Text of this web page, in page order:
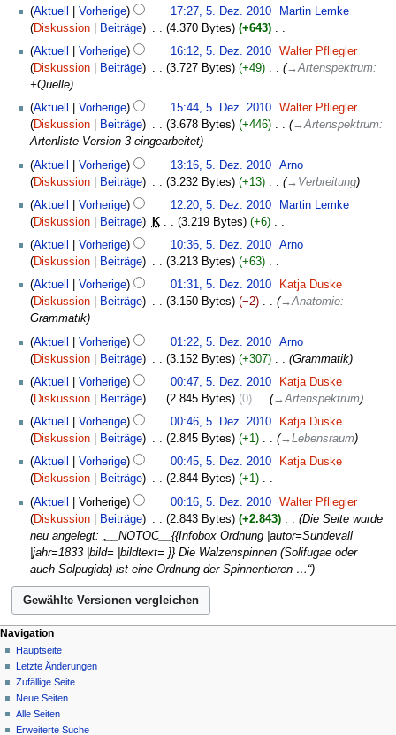
s
a
m
e
f
a
s
s
u
g
r
b
e
i
t
u
n
g
z
u
s
a
m
e
n
f
a
s
s
n
g
B
e
r
b
i
t
u
n
g
z
u
s
a
m
m
e
f
a
s
s
n
g
n
e
B
e
a
b
e
i
t
u
n
g
z
u
s
a
m
e
n
f
a
s
s
n
g
Dezember
Aktuell Vorherige 17:27, 5. Dez. 2010
Martin Lemke
Diskussion
Beiträge 4.370 Bytes +643 ‎
K
e
e
B
e
a
r
e
i
t
u
n
g
s
u
s
a
m
e
n
f
a
s
s
u
n
g
Aktuell Vorherige 16:12, 5. Dez. 2010
Walter Pfliegler
Diskussion
Beiträge 3.727 Bytes +49 ‎ →Artenspektrum:
+Quelle
Aktuell
Vorherige 15:44, 5. Dez. 2010
Walter Pfliegler
Diskussion
Beiträge 3.678 Bytes +446 ‎ →Artenspektrum:
Artenliste Version 3 eingearbeitet
Aktuell
Vorherige 13:16, 5. Dez. 2010
Arno
Diskussion
Beiträge 3.232 Bytes +13 ‎ → Verbreitung
Aktuell
Vorherige 12:20, 5. Dez. 2010
Martin Lemke
Diskussion
Beiträge K 3.219 Bytes +6 ‎
K
e
n
e
B
e
a
b
e
i
t
u
n
s
z
u
s
a
m
m
e
n
f
s
Aktuell Vorherige 10:36, 5. Dez. 2010
Arno
Diskussion
Beiträge 3.213 Bytes +63 ‎
K
e
e
B
e
a
b
e
i
t
u
n
s
s
a
m
m
e
n
f
a
s
Aktuell Vorherige 01:31, 5. Dez. 2010
Katja Duske
Diskussion
Beiträge 3.150 Bytes −2 ‎ →Anatomie:
Grammatik
Aktuell
Vorherige 01:22, 5. Dez. 2010
Arno
Diskussion
Beiträge 3.152 Bytes +307 ‎
Grammatik
Aktuell
Vorherige 00:47, 5. Dez. 2010
Katja Duske
Diskussion
Beiträge 2.845 Bytes 0 ‎ →Artenspektrum
Aktuell
Vorherige 00:46, 5. Dez. 2010
Katja Duske
Diskussion
Beiträge 2.845 Bytes +1 ‎ →Lebensraum
Aktuell
Vorherige 00:45, 5. Dez. 2010
Katja Duske
Diskussion
Beiträge 2.844 Bytes +1 ‎
K
e
n
e
e
a
r
b
e
i
t
u
n
Aktuell Vorherige 00:16, 5. Dez. 2010
Walter Pfliegler
Diskussion
Beiträge 2.843 Bytes +2.843 ‎
Die Seite wurde
neu angelegt: „__NOTOC__{{Infobox Ordnung |autor=Sundevall
|jahr=1833 |bild= |bildtext= }} Die Walzenspinnen (Solifugae oder
auch Solpugida) ist eine Ordnung der Spinnentieren …“
Navigation
Hauptseite
Letzte Änderungen
Zufällige Seite
Neue Seiten
Alle Seiten
Erweiterte Suche